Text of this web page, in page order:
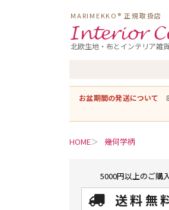
MARIMEKKO® 正規取扱店
北欧生地・布とインテリア雑
お盆期間の発送について
HOME 幾何学柄
5000円以上のご購
送料無